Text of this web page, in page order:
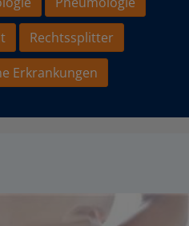
Rechtssplitter
Erkrankungen